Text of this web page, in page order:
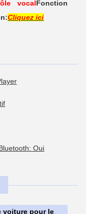
vocalFonction
Cliquez ici
Oui
voiture pour le